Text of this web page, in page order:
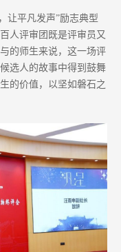
让平凡发声”励志典型
人评审团既是评审员又
的师生来说，这一场评
选人的故事中得到鼓舞
的价值，以坚如磐石之